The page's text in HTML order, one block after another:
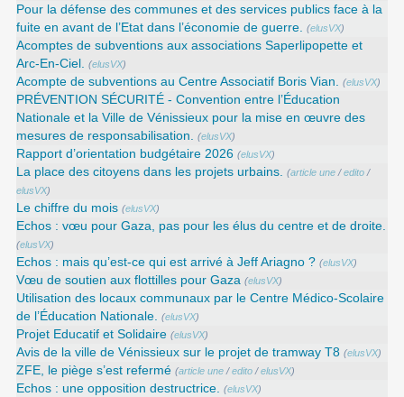
Pour la défense des communes et des services publics face à la
fuite en avant de l’Etat dans l’économie de guerre. (elusVX)
Acomptes de subventions aux associations Saperlipopette et
Arc-En-Ciel. (elusVX)
Acompte de subventions au Centre Associatif Boris Vian. (elusVX)
PRÉVENTION SÉCURITÉ - Convention entre l’Éducation
Nationale et la Ville de Vénissieux pour la mise en œuvre des
mesures de responsabilisation. (elusVX)
Rapport d’orientation budgétaire 2026 (elusVX)
La place des citoyens dans les projets urbains. (article une /edito /
elusVX)
Le chiffre du mois (elusVX)
Echos : vœu pour Gaza, pas pour les élus du centre et de droite.
(elusVX)
Echos : mais qu’est-ce qui est arrivé à Jeff Ariagno ? (elusVX)
Vœu de soutien aux flottilles pour Gaza (elusVX)
Utilisation des locaux communaux par le Centre Médico-Scolaire
de l’Éducation Nationale. (elusVX)
Projet Educatif et Solidaire (elusVX)
Avis de la ville de Vénissieux sur le projet de tramway T8 (elusVX)
ZFE, le piège s’est refermé (article une /edito /elusVX)
Echos : une opposition destructrice. (elusVX)